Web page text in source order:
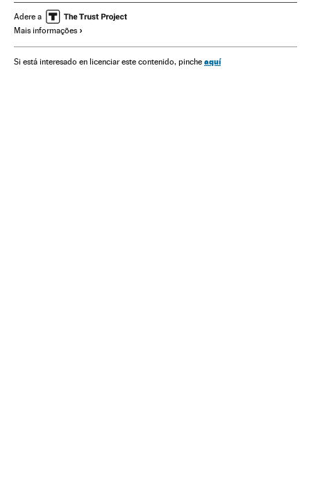
Operação Lava Jato Investigação policial
Escândalos políticos
Financiamento partidos Corrupção política
Adere a
Mais informações
Si está interesado en licenciar este contenido, pinche aquí